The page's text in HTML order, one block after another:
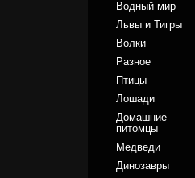
Водный мир
Львы и Тигры
Волки
Разное
Птицы
Лошади
Домашние
питомцы
Медведи
Динозавры